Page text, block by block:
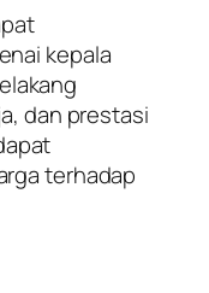
kepala
dan prestasi
terhadap